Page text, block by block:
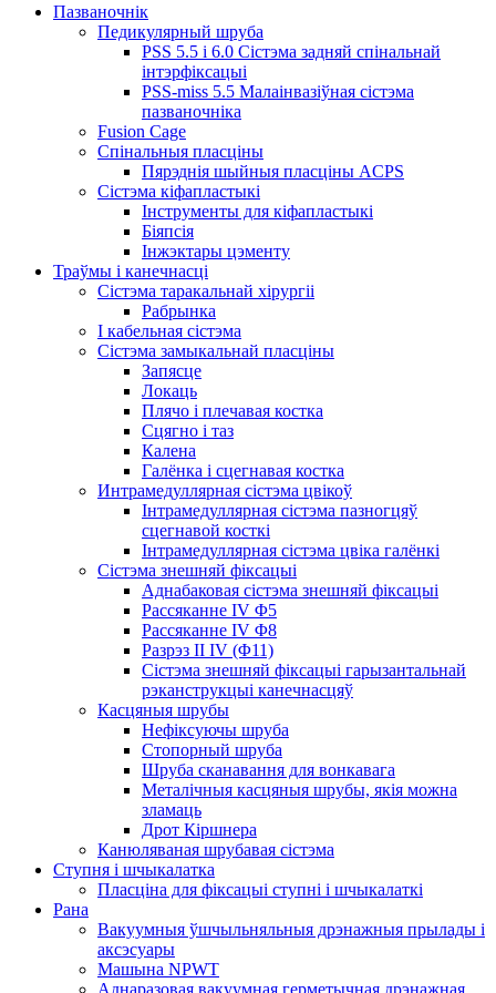
Пазваночнік
Педикулярный шруба
PSS 5.5 і 6.0 Сістэма задняй спінальнай
інтэрфіксацыі
PSS-miss 5.5 Малаінвазіўная сістэма
пазваночніка
Fusion Cage
Спінальныя пласціны
Пярэднія шыйныя пласціны ACPS
Сістэма кіфапластыкі
Інструменты для кіфапластыкі
Біяпсія
Інжэктары цэменту
Траўмы і канечнасці
Сістэма таракальнай хірургіі
Рабрынка
І кабельная сістэма
Сістэма замыкальнай пласціны
Запясце
Локаць
Плячо і плечавая костка
Сцягно і таз
Калена
Галёнка і сцегнавая костка
Интрамедуллярная сістэма цвікоў
Інтрамедуллярная сістэма пазногцяў
сцегнавой косткі
Інтрамедуллярная сістэма цвіка галёнкі
Сістэма знешняй фіксацыі
Аднабаковая сістэма знешняй фіксацыі
Рассяканне IV Φ5
Рассяканне IV Φ8
Разрэз II IV (Φ11)
Сістэма знешняй фіксацыі гарызантальнай
рэканструкцыі канечнасцяў
Касцяныя шрубы
Нефіксуючы шруба
Стопорный шруба
Шруба сканавання для вонкавага
Металічныя касцяныя шрубы, якія можна
зламаць
Дрот Кіршнера
Канюляваная шрубавая сістэма
Ступня і шчыкалатка
Пласціна для фіксацыі ступні і шчыкалаткі
Рана
Вакуумныя ўшчыльняльныя дрэнажныя прылады і
аксэсуары
Машына NPWT
Аднаразовая вакуумная герметычная дрэнажная